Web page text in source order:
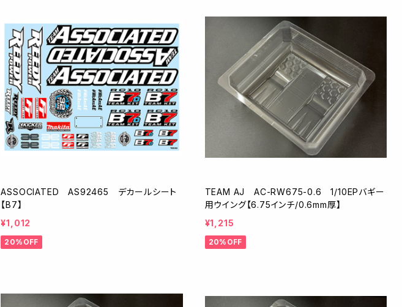
ASSOCIATED AS92465 デカールシート
【B7】
¥1,012
20%OFF
TEAM AJ AC-RW675-0.6 1/10EPバギー
用ウイング【6.75インチ/0.6mm厚】
¥1,215
20%OFF